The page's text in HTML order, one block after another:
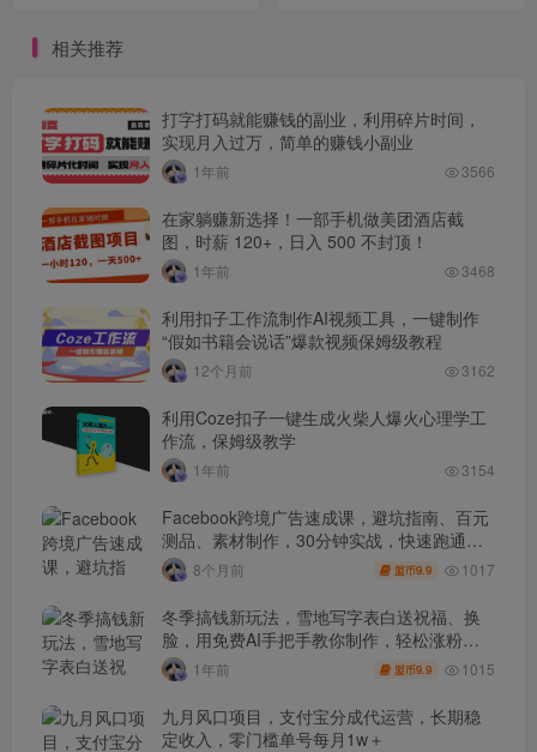
相关推荐
打字打码就能赚钱的副业，利用碎片时间，
实现月入过万，简单的赚钱小副业
1年前 3566
在家躺赚新选择！一部手机做美团酒店截
图，时薪 120+，日入 500 不封顶！
1年前 3468
利用扣子工作流制作AI视频工具，一键制作
“假如书籍会说话”爆款视频保姆级教程
12个月前 3162
利用Coze扣子一键生成火柴人爆火心理学工
作流，保姆级教学
1年前 3154
Facebook跨境广告速成课，避坑指南、百元
测品、素材制作，30分钟实战，快速跑通首
单出单8个月前 盟币9.9 1017
冬季搞钱新玩法，雪地写字表白送祝福、换
脸，用免费AI手把手教你制作，轻松涨粉
3.5w，接单到手软
1年前 盟币9.9 1015
九月风口项目，支付宝分成代运营，长期稳
定收入，零门槛单号每月1w＋